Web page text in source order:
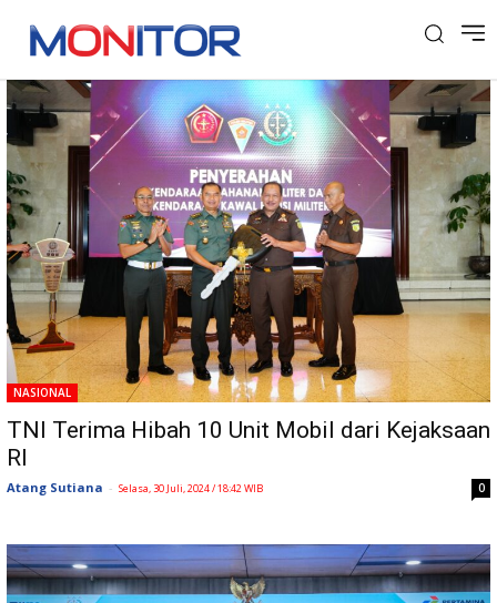
Tag: Kejaksaan RI
NASIONAL
TNI Terima Hibah 10 Unit Mobil dari Kejaksaan
RI
Atang Sutiana - Selasa, 30 Juli, 2024 / 18:42 WIB 0